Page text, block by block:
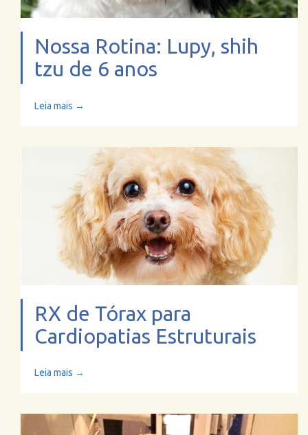
Nossa Rotina: Lupy, shih
tzu de 6 anos
Leia mais →
RX de Tórax para
Cardiopatias Estruturais
Leia mais →